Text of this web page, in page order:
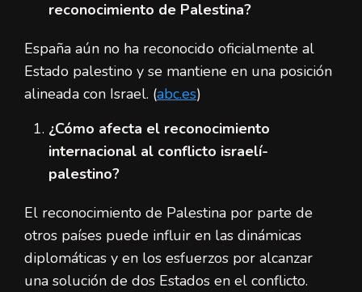
reconocimiento de Palestina?
España aún no ha reconocido oficialmente al
Estado palestino y se mantiene en una posición
alineada con Israel. (abc.es)
¿Cómo afecta el reconocimiento
internacional al conflicto israelí-
palestino?
El reconocimiento de Palestina por parte de
otros países puede influir en las dinámicas
diplomáticas y en los esfuerzos por alcanzar
una solución de dos Estados en el conflicto.